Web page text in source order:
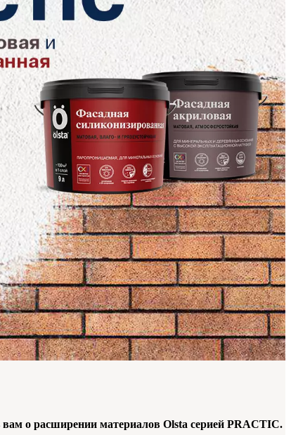
о расширении материалов Olsta серией PRACTIC.